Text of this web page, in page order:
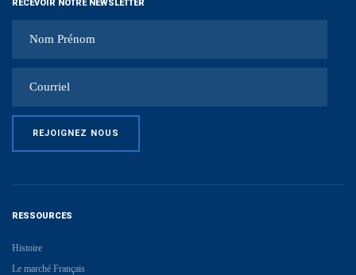
RECEVOIR NOTRE NEWSLETTER
RESSOURCES
Histoire
Le marché Français